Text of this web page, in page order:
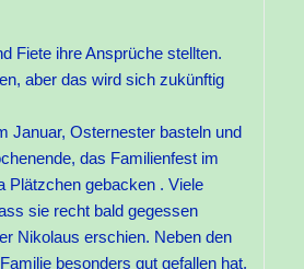
Fiete ihre Ansprüche stellten.
aber das wird sich zukünftig
Januar, Osternester basteln und
das Familienfest im
Plätzchen gebacken . Viele
sie recht bald gegessen
Nikolaus erschien. Neben den
besonders gut gefallen hat.